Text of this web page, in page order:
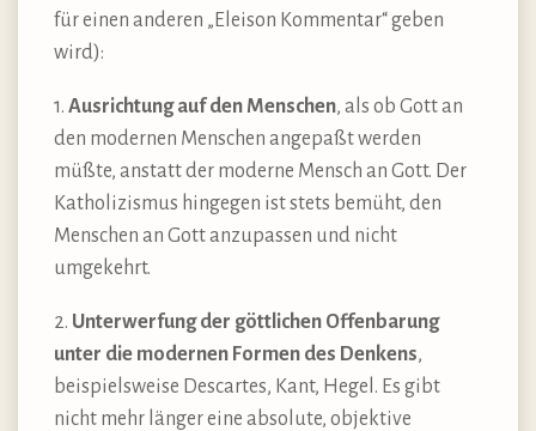
für einen anderen „Eleison Kommentar“ geben
wird):
1. Ausrichtung auf den Menschen, als ob Gott an
den modernen Menschen angepaßt werden
müßte, anstatt der moderne Mensch an Gott. Der
Katholizismus hingegen ist stets bemüht, den
Menschen an Gott anzupassen und nicht
umgekehrt.
2. Unterwerfung der göttlichen Offenbarung
unter die modernen Formen des Denkens,
beispielsweise Descartes, Kant, Hegel. Es gibt
nicht mehr länger eine absolute, objektive